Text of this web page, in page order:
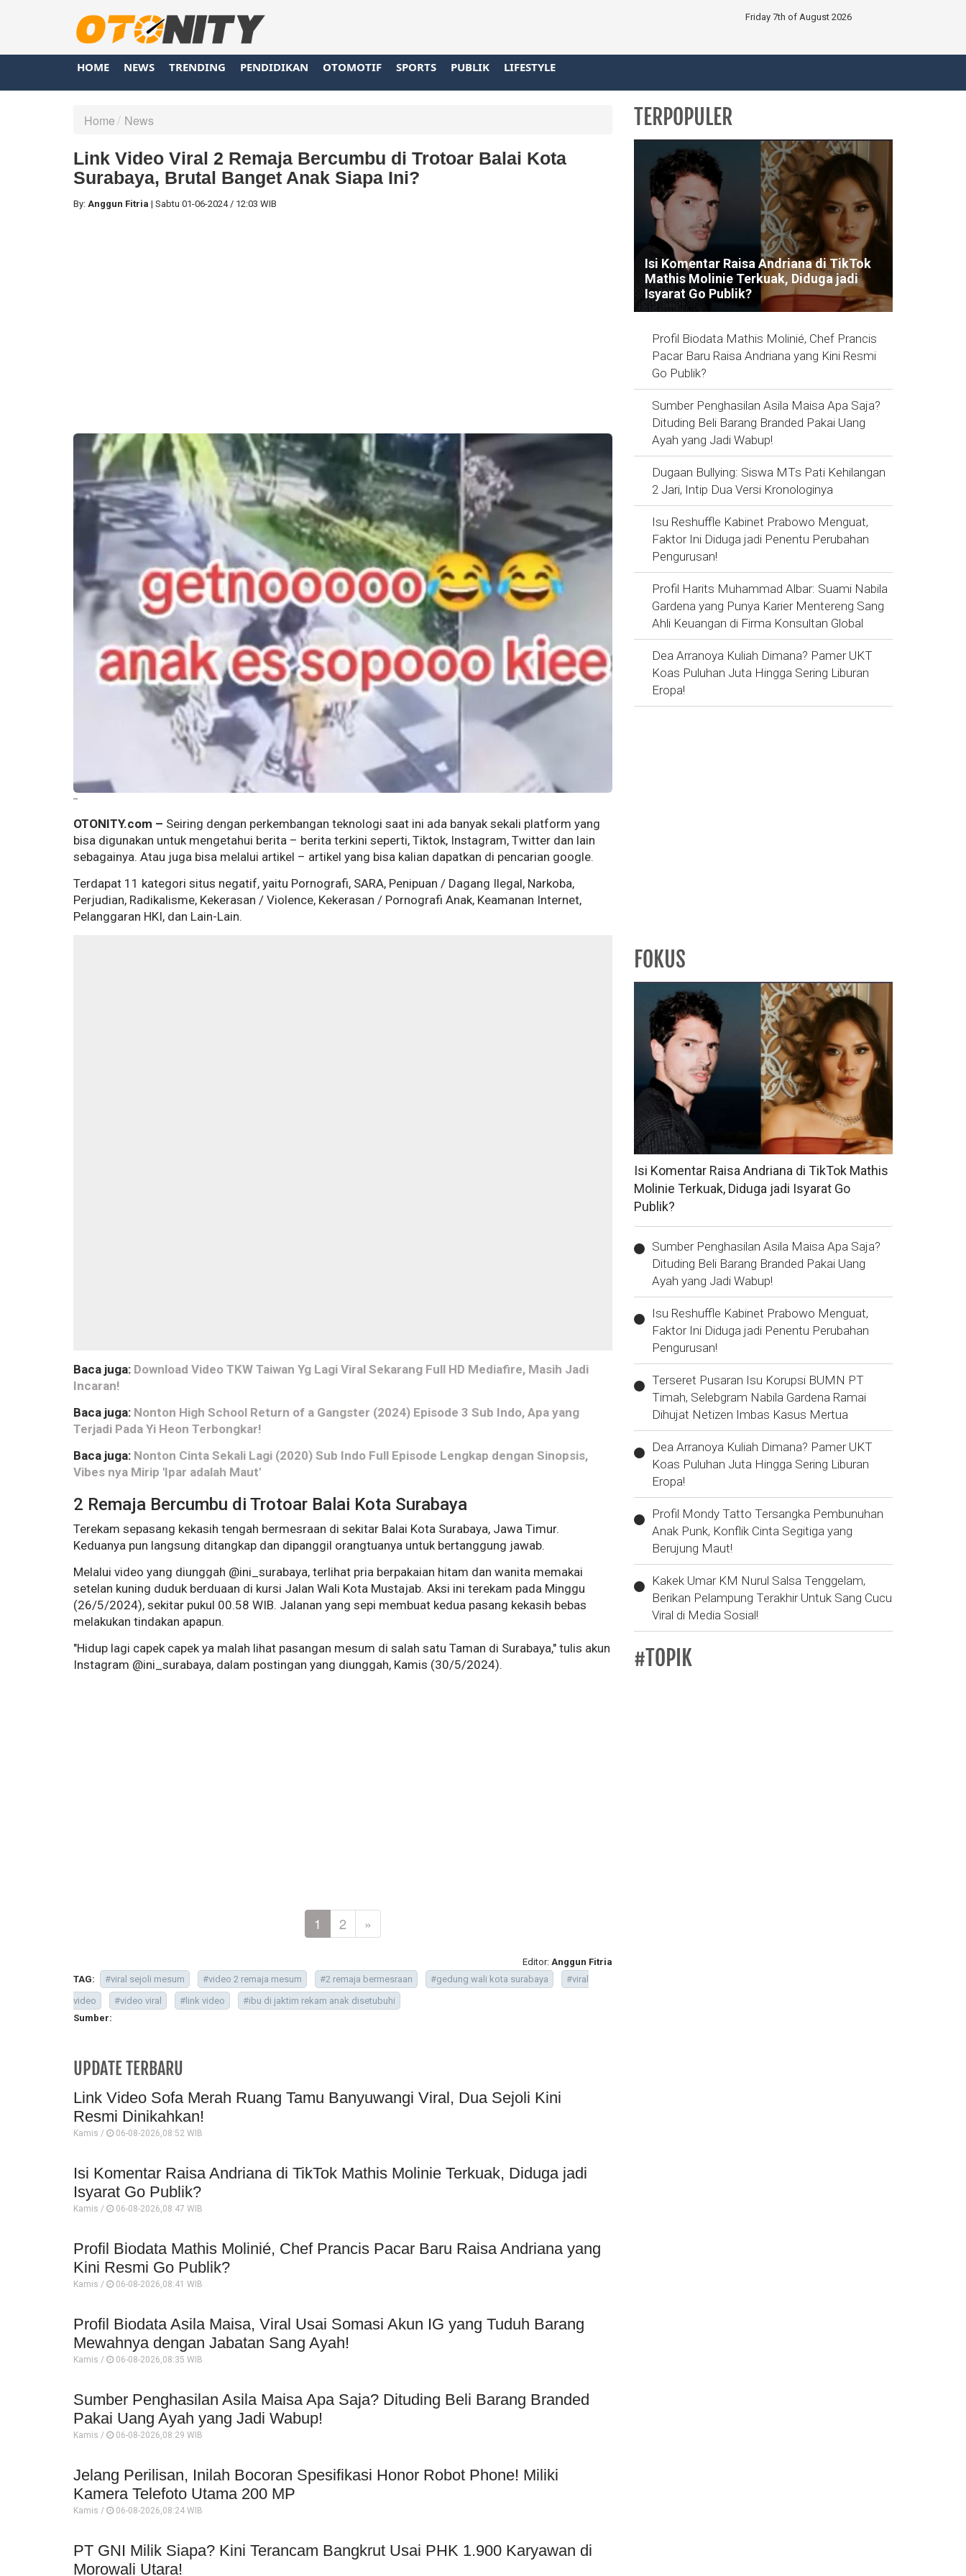
Friday 7th of August 2026
HOME NEWS TRENDING PENDIDIKAN OTOMOTIF SPORTS PUBLIK LIFESTYLE
Home News
Link Video Viral 2 Remaja Bercumbu di Trotoar Balai Kota
Surabaya, Brutal Banget Anak Siapa Ini?
By: Anggun Fitria | Sabtu 01-06-2024 / 12:03 WIB
--
OTONITY.com – Seiring dengan perkembangan teknologi saat ini ada banyak sekali platform yang
bisa digunakan untuk mengetahui berita – berita terkini seperti, Tiktok, Instagram, Twitter dan lain
sebagainya. Atau juga bisa melalui artikel – artikel yang bisa kalian dapatkan di pencarian google.
Terdapat 11 kategori situs negatif, yaitu Pornografi, SARA, Penipuan / Dagang Ilegal, Narkoba,
Perjudian, Radikalisme, Kekerasan / Violence, Kekerasan / Pornografi Anak, Keamanan Internet,
Pelanggaran HKI, dan Lain-Lain.
Baca juga: Download Video TKW Taiwan Yg Lagi Viral Sekarang Full HD Mediafire, Masih Jadi
Incaran!
Baca juga: Nonton High School Return of a Gangster (2024) Episode 3 Sub Indo, Apa yang
Terjadi Pada Yi Heon Terbongkar!
Baca juga: Nonton Cinta Sekali Lagi (2020) Sub Indo Full Episode Lengkap dengan Sinopsis,
Vibes nya Mirip 'Ipar adalah Maut'
2 Remaja Bercumbu di Trotoar Balai Kota Surabaya
Terekam sepasang kekasih tengah bermesraan di sekitar Balai Kota Surabaya, Jawa Timur.
Keduanya pun langsung ditangkap dan dipanggil orangtuanya untuk bertanggung jawab.
Melalui video yang diunggah @ini_surabaya, terlihat pria berpakaian hitam dan wanita memakai
setelan kuning duduk berduaan di kursi Jalan Wali Kota Mustajab. Aksi ini terekam pada Minggu
(26/5/2024), sekitar pukul 00.58 WIB. Jalanan yang sepi membuat kedua pasang kekasih bebas
melakukan tindakan apapun.
"Hidup lagi capek capek ya malah lihat pasangan mesum di salah satu Taman di Surabaya," tulis akun
Instagram @ini_surabaya, dalam postingan yang diunggah, Kamis (30/5/2024).
1 2 »
Editor: Anggun Fitria
TAG:
#viral sejoli mesum #video 2 remaja mesum #2 remaja bermesraan #gedung wali kota surabaya
#viral
video
#video viral #link video
#ibu di jaktim rekam anak disetubuhi
Sumber:
UPDATE TERBARU
Link Video Sofa Merah Ruang Tamu Banyuwangi Viral, Dua Sejoli Kini
Resmi Dinikahkan!
Kamis / 06-08-2026,08:52 WIB
Isi Komentar Raisa Andriana di TikTok Mathis Molinie Terkuak, Diduga jadi
Isyarat Go Publik?
Kamis / 06-08-2026,08:47 WIB
Profil Biodata Mathis Molinié, Chef Prancis Pacar Baru Raisa Andriana yang
Kini Resmi Go Publik?
Kamis / 06-08-2026,08:41 WIB
Profil Biodata Asila Maisa, Viral Usai Somasi Akun IG yang Tuduh Barang
Mewahnya dengan Jabatan Sang Ayah!
Kamis / 06-08-2026,08:35 WIB
Sumber Penghasilan Asila Maisa Apa Saja? Dituding Beli Barang Branded
Pakai Uang Ayah yang Jadi Wabup!
Kamis / 06-08-2026,08:29 WIB
Jelang Perilisan, Inilah Bocoran Spesifikasi Honor Robot Phone! Miliki
Kamera Telefoto Utama 200 MP
Kamis / 06-08-2026,08:24 WIB
PT GNI Milik Siapa? Kini Terancam Bangkrut Usai PHK 1.900 Karyawan di
Morowali Utara!
TERPOPULER
Isi Komentar Raisa Andriana di TikTok
Mathis Molinie Terkuak, Diduga jadi
Isyarat Go Publik?
Profil Biodata Mathis Molinié, Chef Prancis
Pacar Baru Raisa Andriana yang Kini Resmi
Go Publik?
Sumber Penghasilan Asila Maisa Apa Saja?
Dituding Beli Barang Branded Pakai Uang
Ayah yang Jadi Wabup!
Dugaan Bullying: Siswa MTs Pati Kehilangan
2 Jari, Intip Dua Versi Kronologinya
Isu Reshuffle Kabinet Prabowo Menguat,
Faktor Ini Diduga jadi Penentu Perubahan
Pengurusan!
Profil Harits Muhammad Albar: Suami Nabila
Gardena yang Punya Karier Mentereng Sang
Ahli Keuangan di Firma Konsultan Global
Dea Arranoya Kuliah Dimana? Pamer UKT
Koas Puluhan Juta Hingga Sering Liburan
Eropa!
FOKUS
Isi Komentar Raisa Andriana di TikTok Mathis
Molinie Terkuak, Diduga jadi Isyarat Go
Publik?
Sumber Penghasilan Asila Maisa Apa Saja?
Dituding Beli Barang Branded Pakai Uang
Ayah yang Jadi Wabup!
Isu Reshuffle Kabinet Prabowo Menguat,
Faktor Ini Diduga jadi Penentu Perubahan
Pengurusan!
Terseret Pusaran Isu Korupsi BUMN PT
Timah, Selebgram Nabila Gardena Ramai
Dihujat Netizen Imbas Kasus Mertua
Dea Arranoya Kuliah Dimana? Pamer UKT
Koas Puluhan Juta Hingga Sering Liburan
Eropa!
Profil Mondy Tatto Tersangka Pembunuhan
Anak Punk, Konflik Cinta Segitiga yang
Berujung Maut!
Kakek Umar KM Nurul Salsa Tenggelam,
Berikan Pelampung Terakhir Untuk Sang Cucu
Viral di Media Sosial!
#TOPIK